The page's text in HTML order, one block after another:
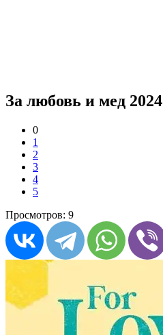
За любовь и мед 2024
0
1
2
3
4
5
Просмотров: 9